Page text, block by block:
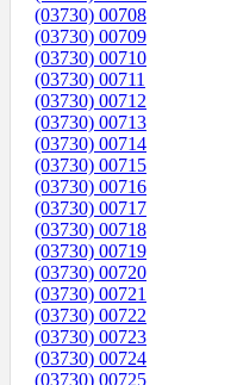
(03730) 00708
(03730) 00709
(03730) 00710
(03730) 00711
(03730) 00712
(03730) 00713
(03730) 00714
(03730) 00715
(03730) 00716
(03730) 00717
(03730) 00718
(03730) 00719
(03730) 00720
(03730) 00721
(03730) 00722
(03730) 00723
(03730) 00724
(03730) 00725